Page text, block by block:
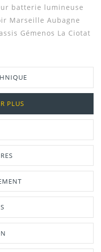
batterie lumineuse
Marseille Aubagne
Gémenos La Ciotat
PLUS